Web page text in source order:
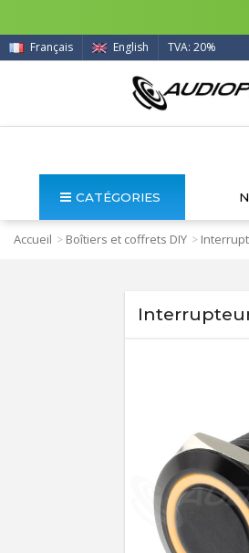
Français English TVA: 20%
CATÉGORIES
Accueil > Boîtiers et coffrets DIY >